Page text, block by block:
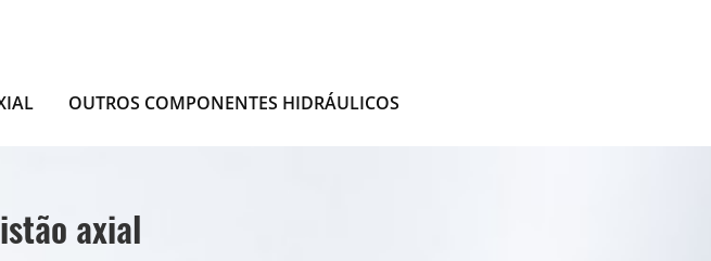
OUTROS COMPONENTES HIDRÁULICOS
axial